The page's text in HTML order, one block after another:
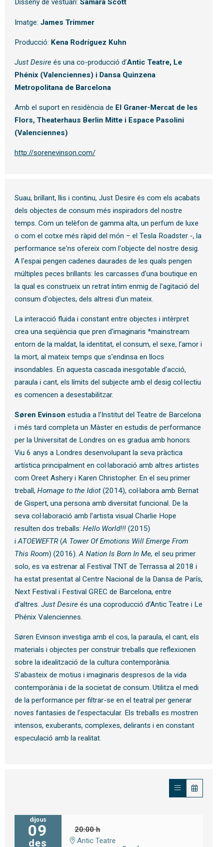
Disseny de vestuari: Samara Scott
Imatge: James Trimmer
Producció: Kena Rodríguez Kuhn
Just Desireés una co-producció d’Antic Teatre, Le
Phénix (Valenciennes) i Dansa Quinzena
Metropolitana de Barcelona
Amb el suport en residència de El Graner-Mercat de les
Flors, Theaterhaus Berlin Mitte i Espace Pasolini
(Valenciennes)
http://sorenevinson.com/
Suau, brillant, llis i continu, Just Desire és com els acabats
dels objectes de consum més inspiradors del nostre
temps. Com un telèfon de gamma alta, un perfum de luxe
o com el cotxe més ràpid del món – el Tesla Roadster -, la
performance se'ns ofereix com l'objecte del nostre desig.
A l'espai pengen cadenes daurades de les quals pengen
múltiples peces brillants: les carcasses d'una boutique en
la qual es construeix un retrat íntim enmig de l'agitació del
consum d'objectes, dels altresi d'un mateix.
La interacció fluida i constant entre objectes i intèrpret
crea una seqüència que pren d'imaginaris *mainstream
entorn de la maldat, la identitat, el consum, el sexe, l'amor i
la mort, al mateix temps que s'endinsa en llocs
insondables. En aquesta cascada inesgotable d'acció,
paraula i cant, els límits del subjecte amb el desig col·lectiu
es comencen a desestabilitzar.
Søren Evinson estudia a l’Institut del Teatre de Barcelona
i més tard completa un Màster en estudis de performance
per la Universitat de Londres on es gradua amb honors.
Viu 6 anys a Londres desenvolupant la seva pràctica
artística principalment en col·laboració amb altres artistes
com Oreet Ashery i Karen Christopher. En el seu primer
treball, Homage to the Idiot (2014), col·labora amb Bernat
de Gispert, una persona amb diversitat funcional. De la
seva col·laboració amb l’artista visual Charlie Hope
resulten dos treballs: Hello World!!! (2015)
i ATOEWEFTR (A Tower Of Emotions Will Emerge From
This Room) (2016).A Nation Is Born In Me, el seu primer
solo, es va estrenar al Festival TNT de Terrassa al 2018 i
ha estat presentat al Centre Nacional de la Dansa de París,
Next Festival i Festival GREC de Barcelona, entre
d’altres. Just Desireés una coproducció d’Antic Teatre i Le
Phénix Valenciennes.
Søren Evinson investiga amb el cos, la paraula, el cant, els
materials i objectes per construir treballs que reflexionen
sobre la idealització de la cultura contemporània.
S’abasteix de motius i imaginaris despresos de la vida
contemporània i de la societat de consum. Utilitza el medi
de la performance per filtrar-se en el teatral per generar
noves fantasies de l’espectacular. Els treballs es mostren
intensos, exuberants, complexes, delirants i en constant
especulació amb la realitat.
dijous
09
des
20:00 h
Antic Teatre